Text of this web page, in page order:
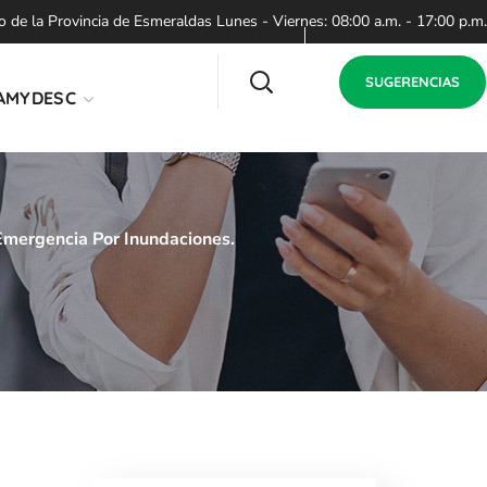
la Provincia de Esmeraldas Lunes - Viernes: 08:00 a.m. - 17:00 p.m.
SUGERENCIAS
Por Inundaciones.